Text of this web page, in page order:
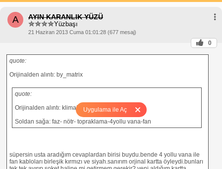
Uygulama ile Aç
A AYIN KARANLIK YÜZÜ
Yüzbaşı
21 Haziran 2013 Cuma 01:01:28 (677 mesaj)
0
quote:
Orijinalden alıntı: by_matrix
quote:
Orijinalden alıntı: klima5505
Soldan sağa: faz- nötr- topraklama-4yollu vana-fan
süpersin usta aradığım cevaplardan birisi buydu.bende 4 yollu vana ile
fan kabloları birleşik kırmızı ve siyah.sanırım orjinal kartta öyleydi.bunları